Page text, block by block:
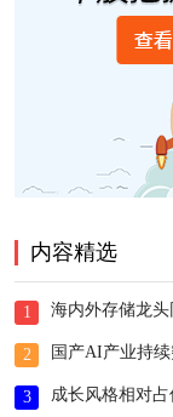
内容精选
1 海内外存储龙
2 国产AI产业持
3 成长风格相对